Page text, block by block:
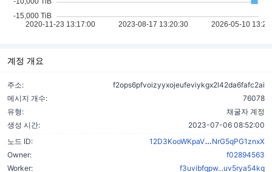
계정 개요
주소:
f2ops6pfvoizyyxojeufeviykgx2l42da6fafc2ai
메시지 개수:
76078
유형:
채굴자 계정
생성 시간:
2023-07-06 08:52:00
노드 ID:
12D3KooWKpaV
NrG5qPG1znxX
Owner:
f02894563
Worker:
f3uvibfqpw...uv5rya54kq